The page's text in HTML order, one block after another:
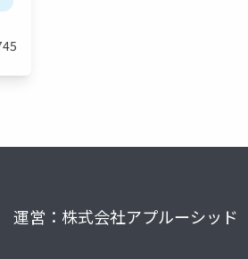
運営：株式会社アプルーシッド